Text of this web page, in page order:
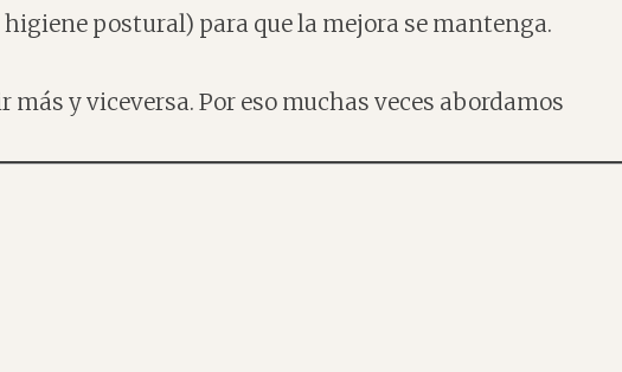
postural) para que la mejora se mantenga.
y viceversa. Por eso muchas veces abordamos